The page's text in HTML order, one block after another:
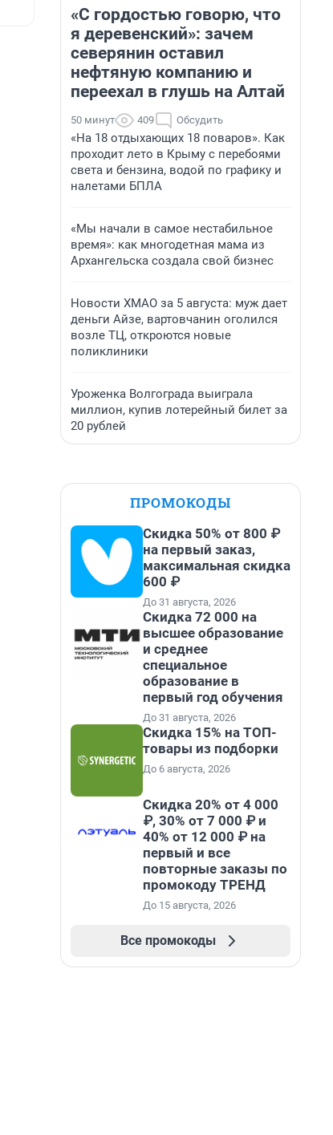
«С гордостью говорю, что
я деревенский»: зачем
северянин оставил
нефтяную компанию и
переехал в глушь на Алтай
50 минут 409 Обсудить
«На 18 отдыхающих 18 поваров». Как
проходит лето в Крыму с перебоями
света и бензина, водой по графику и
налетами БПЛА
«Мы начали в самое нестабильное
время»: как многодетная мама из
Архангельска создала свой бизнес
Новости ХМАО за 5 августа: муж дает
деньги Айзе, вартовчанин оголился
возле ТЦ, откроются новые
поликлиники
Уроженка Волгограда выиграла
миллион, купив лотерейный билет за
20 рублей
ПРОМОКОДЫ
Скидка 50% от 800 ₽
на первый заказ,
максимальная скидка
600 ₽
До 31 августа, 2026
Скидка 72 000 на
высшее образование
и среднее
специальное
образование в
первый год обучения
До 31 августа, 2026
Скидка 15% на ТОП-
товары из подборки
До 6 августа, 2026
Скидка 20% от 4 000
₽, 30% от 7 000 ₽ и
40% от 12 000 ₽ на
первый и все
повторные заказы по
промокоду ТРЕНД
До 15 августа, 2026
Все промокоды